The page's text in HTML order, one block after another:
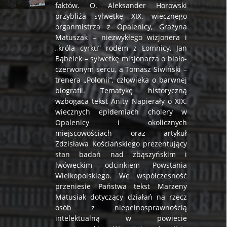
faktów. O. Aleksander Horowski
przybliża sylwetkę XIX. wiecznego
organmistrza z Opalenicy, Grażyna
Matuszak – niezwykłego wizjonera i
„króla cyrku” rodem z Łomnicy, Jan
Bąbelek – sylwetkę misjonarza o biało-
czerwonym sercu, a Tomasz Siwiński –
trenera „Polonii”, człowieka o barwnej
biografii. Tematykę historyczną
wzbogaca tekst Anity Napierały o XIX.
wiecznych epidemiach cholery w
Opalenicy i okolicznych
miejscowościach oraz artykuł
Zdzisława Kościańskiego prezentujący
stan badań nad zbąszyńskim i
lwóweckim odcinkiem Powstania
Wielkopolskiego. We współczesność
przeniesie Państwa tekst Marzeny
Matusiak dotyczący działań na rzecz
osób z niepełnosprawnością
intelektualną w powiecie